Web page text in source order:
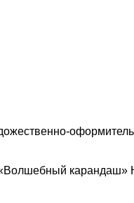
карандаш»